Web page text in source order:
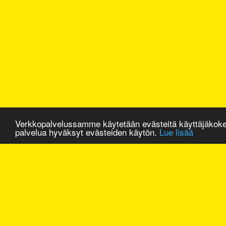
Verkkopalvelussamme käytetään evästeitä
palvelua hyväksyt evästeiden käytön. Lue lisää